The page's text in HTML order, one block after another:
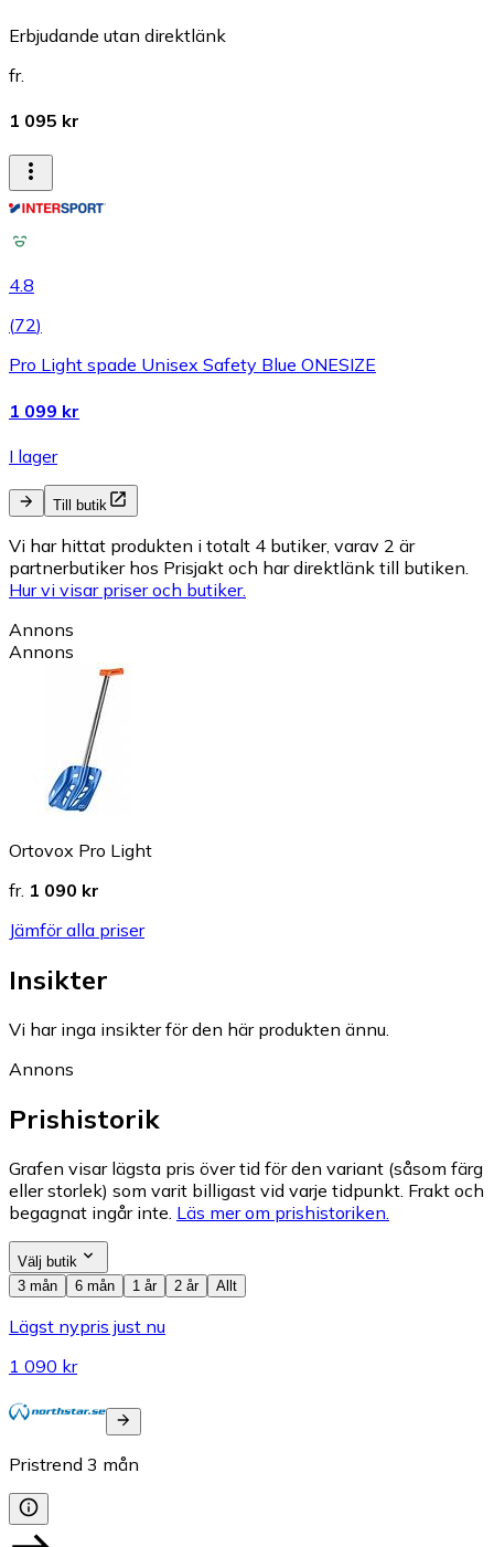
Erbjudande utan direktlänk
fr.
1 095 kr
4.8
(72)
Pro Light spade Unisex Safety Blue ONESIZE
1 099 kr
I lager
Till butik
Vi har hittat produkten i totalt 4 butiker, varav 2 är
partnerbutiker hos Prisjakt och har direktlänk till butiken.
Hur vi visar priser och butiker.
Annons
Annons
Ortovox Pro Light
fr. 1 090 kr
Jämför alla priser
Insikter
Vi har inga insikter för den här produkten ännu.
Annons
Prishistorik
Grafen visar lägsta pris över tid för den variant (såsom färg
eller storlek) som varit billigast vid varje tidpunkt. Frakt och
begagnat ingår inte. Läs mer om prishistoriken.
Välj butik
3 mån
6 mån 1 år 2 år Allt
Lägst nypris just nu
1 090 kr
Pristrend 3 mån